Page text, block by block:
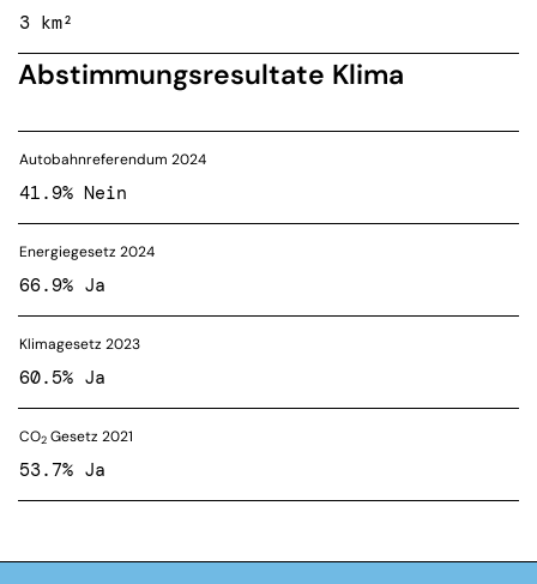
3 km²
Abstimmungsresultate Klima
Autobahnreferendum 2024
41.9% Nein
Energiegesetz 2024
66.9% Ja
Klimagesetz 2023
60.5% Ja
CO2 Gesetz 2021
53.7% Ja